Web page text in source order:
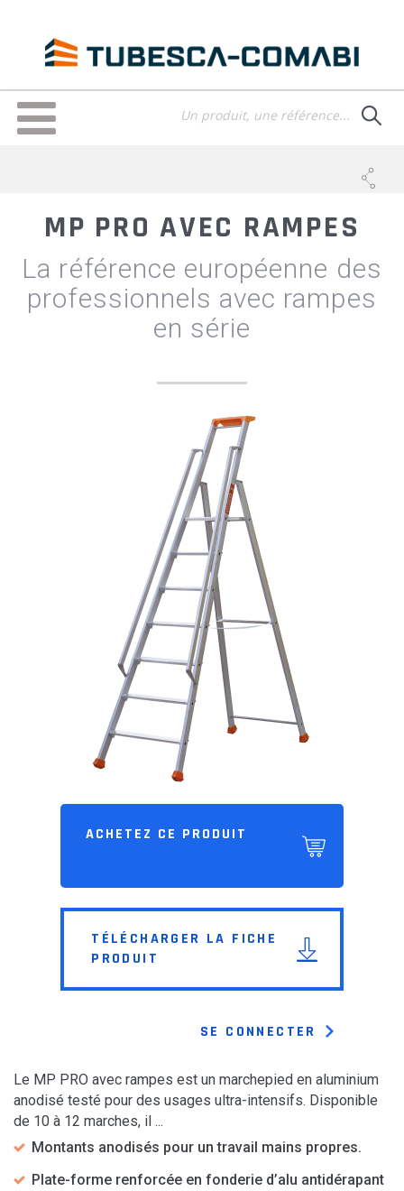
contenu
principal
Toggle
navigation
MP PRO AVEC RAMPES
La référence européenne des
professionnels avec rampes
en série
ACHETEZ CE PRODUIT
TÉLÉCHARGER LA FICHE
PRODUIT
SE CONNECTER
Le MP PRO avec rampes est un marchepied en aluminium
anodisé testé pour des usages ultra-intensifs. Disponible
de 10 à 12 marches, il ...
Montants anodisés pour un travail mains propres.
Plate-forme renforcée en fonderie d’alu antidérapant